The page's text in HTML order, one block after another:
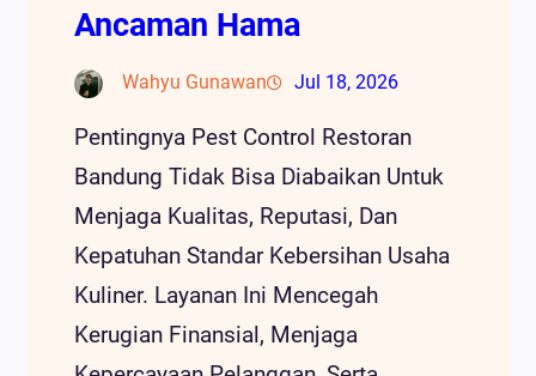
Ancaman Hama
Wahyu Gunawan Jul 18, 2026
Pentingnya Pest Control Restoran
Bandung Tidak Bisa Diabaikan Untuk
Menjaga Kualitas, Reputasi, Dan
Kepatuhan Standar Kebersihan Usaha
Kuliner. Layanan Ini Mencegah
Kerugian Finansial, Menjaga